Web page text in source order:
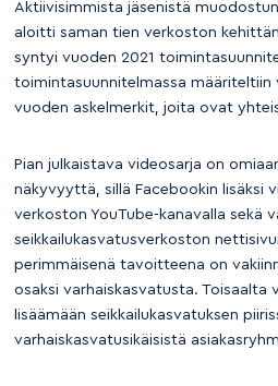
Aktiivisimmista jäsenistä
aloitti saman tien verkoston
syntyi vuoden 2021
toimintasuunnitelmassa määriteltiin
vuoden askelmerkit, joita ovat
Pian julkaistava videosarja on
näkyvyyttä, sillä Facebookin lisäksi
verkoston YouTube-kanavalla sekä
seikkailukasvatusverkoston
perimmäisenä tavoitteena on
osaksi varhaiskasvatusta. Toisaalta
lisäämään seikkailukasvatuksen
varhaiskasvatusikäisistä